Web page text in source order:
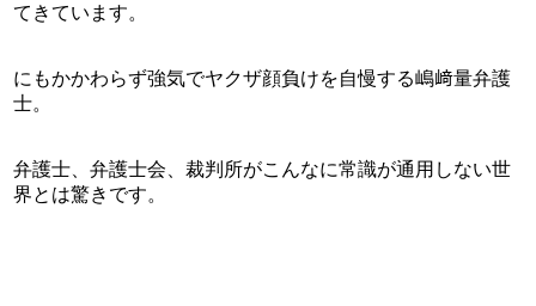
てきています。
にもかかわらず強気でヤクザ顔負けを自慢する嶋﨑量弁護
士。
弁護士、弁護士会、裁判所がこんなに常識が通用しない世
界とは驚きです。